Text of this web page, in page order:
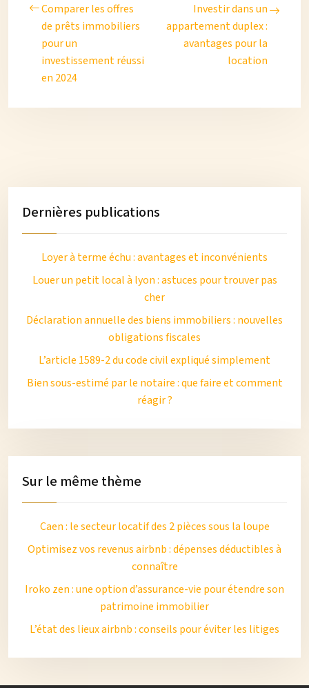
Comparer les offres
de prêts immobiliers
pour un
investissement réussi
en 2024
Investir dans un
appartement duplex :
avantages pour la
location
Dernières publications
Loyer à terme échu : avantages et inconvénients
Louer un petit local à lyon : astuces pour trouver pas
cher
Déclaration annuelle des biens immobiliers : nouvelles
obligations fiscales
L’article 1589-2 du code civil expliqué simplement
Bien sous-estimé par le notaire : que faire et comment
réagir ?
Sur le même thème
Caen : le secteur locatif des 2 pièces sous la loupe
Optimisez vos revenus airbnb : dépenses déductibles à
connaître
Iroko zen : une option d’assurance-vie pour étendre son
patrimoine immobilier
L’état des lieux airbnb : conseils pour éviter les litiges